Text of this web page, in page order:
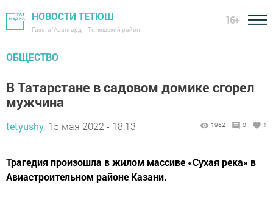
НОВОСТИ ТЕТЮШ
Газета "Авангард" - Тетюшский район
16+
ОБЩЕСТВО
В Татарстане в садовом домике сгорел
мужчина
tetyushy, 15 мая 2022 - 18:13 1962 0 1
Трагедия произошла в жилом массиве «Сухая река» в
Авиастроительном районе Казани.